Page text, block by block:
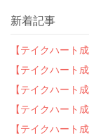
新着記事
【テイクハート
【テイクハート
【テイクハート
【テイクハート
【テイクハート成